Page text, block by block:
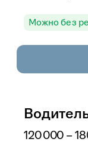
Можно без
120 000 –